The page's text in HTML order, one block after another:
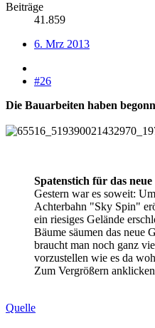
Beiträge
41.859
6. Mrz 2013
#26
Die Bauarbeiten haben
Spatenstich für das
Gestern war es soweit:
Achterbahn "Sky Spin"
ein riesiges Gelände
Bäume säumen das neue
braucht man noch ganz
vorzustellen wie es da
Zum Vergrößern
Quelle